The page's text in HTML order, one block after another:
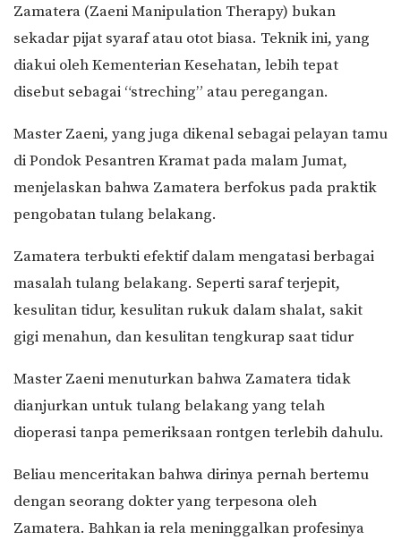
Zamatera (Zaeni Manipulation Therapy) bukan
sekadar pijat syaraf atau otot biasa. Teknik ini, yang
diakui oleh Kementerian Kesehatan, lebih tepat
disebut sebagai “streching” atau peregangan.
Master Zaeni, yang juga dikenal sebagai pelayan tamu
di Pondok Pesantren Kramat pada malam Jumat,
menjelaskan bahwa Zamatera berfokus pada praktik
pengobatan tulang belakang.
Zamatera terbukti efektif dalam mengatasi berbagai
masalah tulang belakang. Seperti saraf terjepit,
kesulitan tidur, kesulitan rukuk dalam shalat, sakit
gigi menahun, dan kesulitan tengkurap saat tidur
Master Zaeni menuturkan bahwa Zamatera tidak
dianjurkan untuk tulang belakang yang telah
dioperasi tanpa pemeriksaan rontgen terlebih dahulu.
Beliau menceritakan bahwa dirinya pernah bertemu
dengan seorang dokter yang terpesona oleh
Zamatera. Bahkan ia rela meninggalkan profesinya